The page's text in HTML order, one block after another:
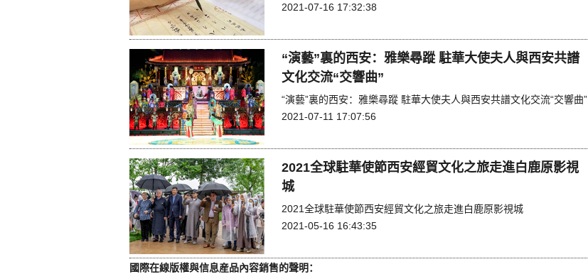
2021-07-16 17:32:38
“演藝”裏的西安：雅樂尋蹤 駐華大使夫人與西安共譜
文化交流“交響曲”
“演藝”裏的西安：雅樂尋蹤 駐華大使夫人與西安共譜文化交流“交響曲”
2021-07-11 17:07:56
2021全球駐華使節西安經貿文化之旅走進白鹿原影視
城
2021全球駐華使節西安經貿文化之旅走進白鹿原影視城
2021-05-16 16:43:35
國際在線版權與信息産品內容銷售的聲明：